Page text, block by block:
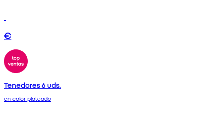
€
Tenedores 6 uds.
en color plateado